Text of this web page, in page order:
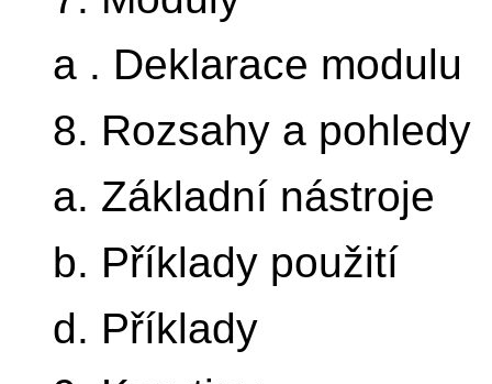
a . Deklarace modulu
8. Rozsahy a pohledy
a. Základní nástroje
b. Příklady použití
d. Příklady